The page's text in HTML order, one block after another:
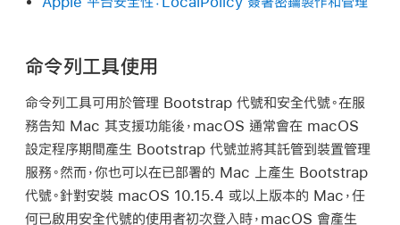
命令列工具使用
命令列工具可用於管理 Bootstrap 代號和安全代號。在服
務告知 Mac 其支援功能後，macOS 通常會在 macOS
設定程序期間產生 Bootstrap 代號並將其託管到裝置管理
服務。然而，你也可以在已部署的 Mac 上產生 Bootstrap
代號。針對安裝 macOS 10.15.4 或以上版本的 Mac，任
何已啟用安全代號的使用者初次登入時，macOS 會產生